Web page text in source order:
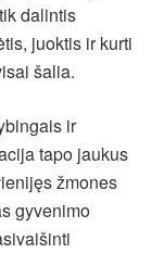
dalintis
juoktis ir kurti
šalia.
ir
tapo jaukus
žmones
gyvenimo